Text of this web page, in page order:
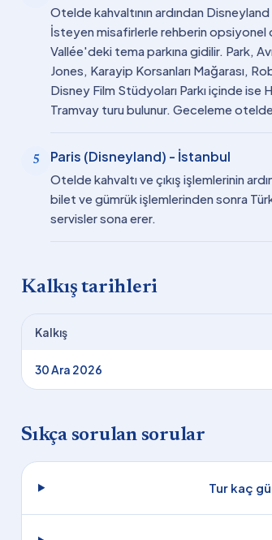
Otelde kahvaltının ardından
İsteyen misafirlerle rehberin opsiyonel
Vallée'deki tema parkına gidilir. Park,
Jones, Karayip Korsanları Mağarası,
Disney Film Stüdyoları Parkı içinde
Tramvay turu bulunur. Geceleme
5 Paris (Disneyland) - İstanbul
Otelde kahvaltı ve çıkış işlemlerinin
bilet ve gümrük işlemlerinden sonra
servisler sona erer.
Kalkış tarihleri
Kalkış
30 Ara 2026
Sıkça sorulan sorular
Tur kaç